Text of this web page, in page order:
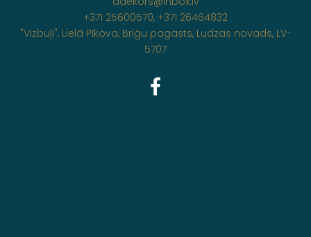
+371 25600570, +371 26464832
"Vizbuļi", Lielā Pīkova, Briģu pagasts, Ludzas novads, LV-
5707